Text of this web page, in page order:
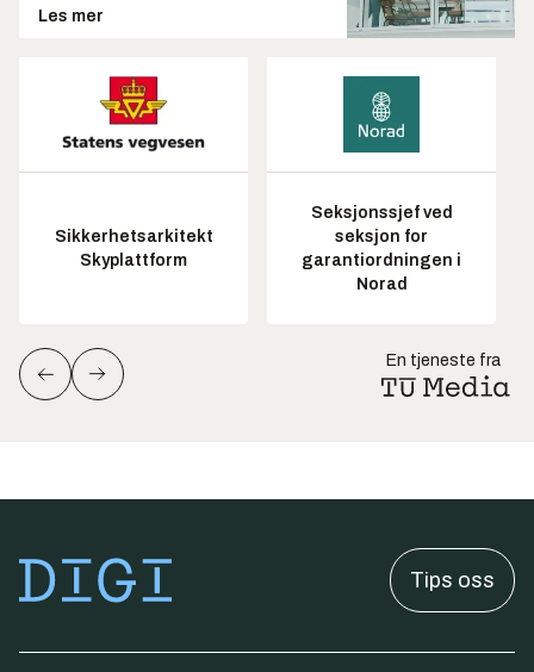
Les mer
Sikkerhetsarkitekt
Skyplattform
Seksjonssjef ved
seksjon for
garantiordningen i
Norad
En tjeneste fra
Tips oss